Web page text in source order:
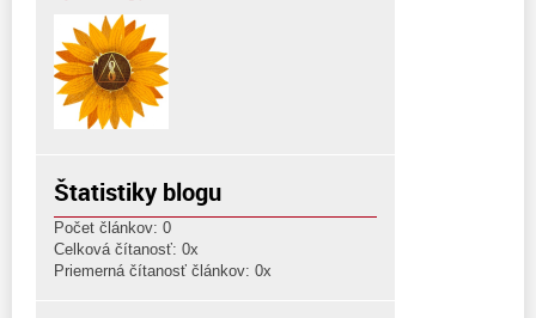
Štatistiky blogu
Počet článkov: 0
Celková čítanosť: 0x
Priemerná čítanosť článkov: 0x